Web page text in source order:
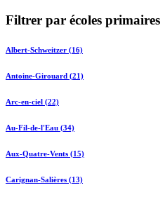
Filtrer par écoles primaires
Albert-Schweitzer (16)
Antoine-Girouard (21)
Arc-en-ciel (22)
Au-Fil-de-l'Eau (34)
Aux-Quatre-Vents (15)
Carignan-Salières (13)